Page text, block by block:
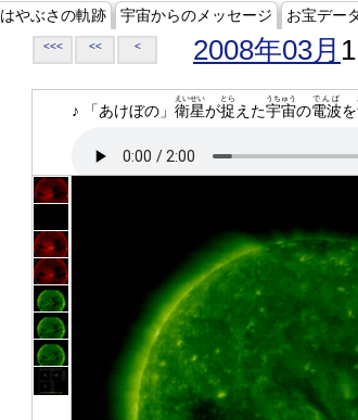
はやぶさの軌跡 宇宙からのメッセージ お宝デー
<<< << < 2008年03月
♪ 「あけぼの」 衛星
えいせい
が捉
とら
えた宇宙
うちゅう
の電波
でんぱ
を